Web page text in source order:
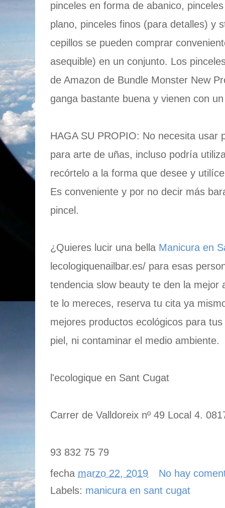
pinceles en forma de abanico,
plano, pinceles finos (para detalles) y
cepillos se pueden comprar
asequible) en un conjunto. Los
de Amazon de Bundle Monster New
ganga bastante buena y vienen con
HAGA SU PROPIO: No necesita usar
para arte de uñas, incluso podría
recórtelo a la forma que desee y
Es conveniente y por no decir más
pincel.
¿Quieres lucir una bella Manicura en
lecologiquenailbar.es/ para esas
tendencia slow beauty te den la mejor
te lo mereces, reserva tu cita ya
mejores productos ecológicos para
piel, ni contaminar el medio ambiente.
l'ecologique en Sant Cugat
Carrer de Valldoreix nº 49 Local 4.
93 832 75 79
fecha marzo 22, 2019
No hay
Labels: manicura en sant cugat